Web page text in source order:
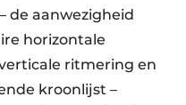
de aanwezigheid
horizontale
ritmering en
kroonlijst –